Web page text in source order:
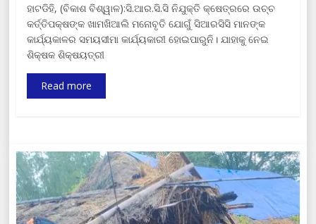
ହାଟଡିହି, (ବିକାଶ ବିଶ୍ୱାଳ):ସି.ଆର.ସି.ସି ନିଯୁକ୍ତି କ୍ଷେତ୍ରରେ ଉଚ୍ଚ
କର୍ତ୍ତିପକ୍ଷଙ୍କ ଖାମଖିଆଲି ମନୋବୃତି ଯୋଗୁଁ ସିଆରସିସି ମାନଙ୍କ
କାର୍ଯ୍ୟକାଳର ସମୟସୀମା କାର୍ଯ୍ୟକାରୀ ହୋଇପାରୁନି। ଯାହାକୁ ନେଇ
ଶିକ୍ଷକ ଶିକ୍ଷୟତ୍ରୀ
Read more